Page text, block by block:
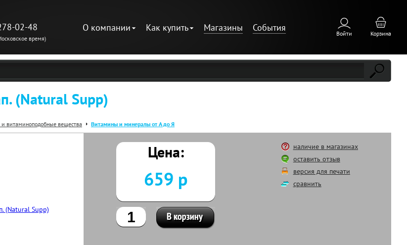
02-48
время)
О компании Как купить Магазины События
Войти Корзина
(Natural Supp)
витаминоподобные вещества Витамины и минералы от А до Я
Цена:
659 р
наличие в магазинах
оставить отзыв
версия для печати
сравнить